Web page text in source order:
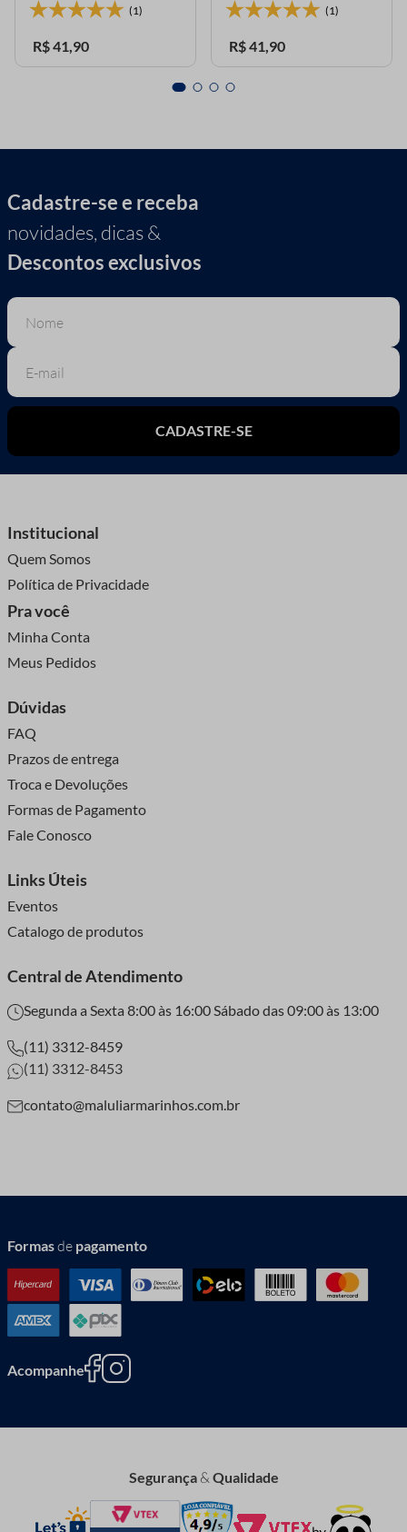
(1)
R$41,90
(1)
R$41,90
Cadastre-se e receba
novidades, dicas &
Descontos exclusivos
CADASTRE-SE
Institucional
Quem Somos
Política de Privacidade
Pra você
Minha Conta
Meus Pedidos
Dúvidas
FAQ
Prazos de entrega
Troca e Devoluções
Formas de Pagamento
Fale Conosco
Links Úteis
Eventos
Catalogo de produtos
Central de Atendimento
Segunda a Sexta 8:00 às 16:00 Sábado das 09:00 às 13:00
(11) 3312-8459
(11) 3312-8453
contato@maluliarmarinhos.com.br
Formasde pagamento
Acompanhe
Segurança&Qualidade